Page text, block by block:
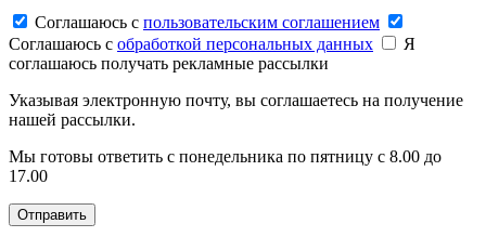
Соглашаюсь c пользовательским соглашением
Соглашаюсь c обработкой персональных данных
Я
соглашаюсь получать рекламные рассылки
Указывая электронную почту, вы соглашаетесь на получение
нашей рассылки.
Мы готовы ответить с понедельника по пятницу с 8.00 до
17.00